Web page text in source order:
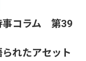
事コラム 第39
れたアセット